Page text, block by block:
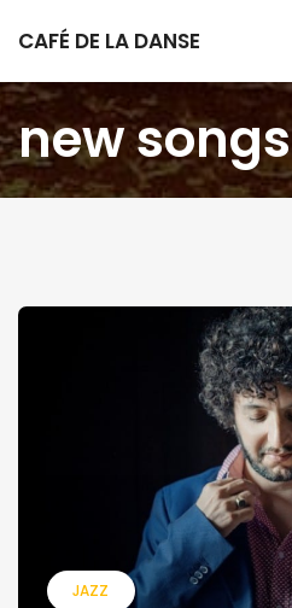
CAFÉ DE LA DANSE
new songs
JAZZ